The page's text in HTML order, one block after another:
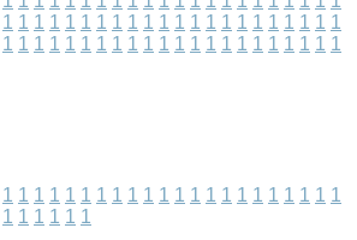
1 1 1 1 1 1 1 1 1 1 1 1 1 1 1 1 1 1 1 1 1 1
1 1 1 1 1 1 1 1 1 1 1 1 1 1 1 1 1 1 1 1 1 1
1 1 1 1 1 1 1 1 1 1 1 1 1 1 1 1 1 1 1 1 1 1
1 1 1 1 1 1